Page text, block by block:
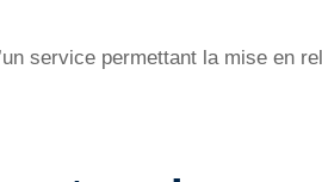
service permettant la mise en